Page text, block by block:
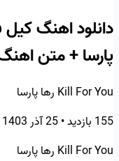
پارسا + متن
Kill For You رها پارسا
155 بازدید
•25 آذر 1403
Kill For You رها پارسا